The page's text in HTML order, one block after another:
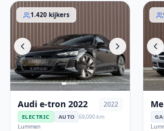
Audi e-tron 2022
1.420 kijkers
Audi e-tron 2022 2022
ELECTRIC AUTO 69,090 km
Lummen